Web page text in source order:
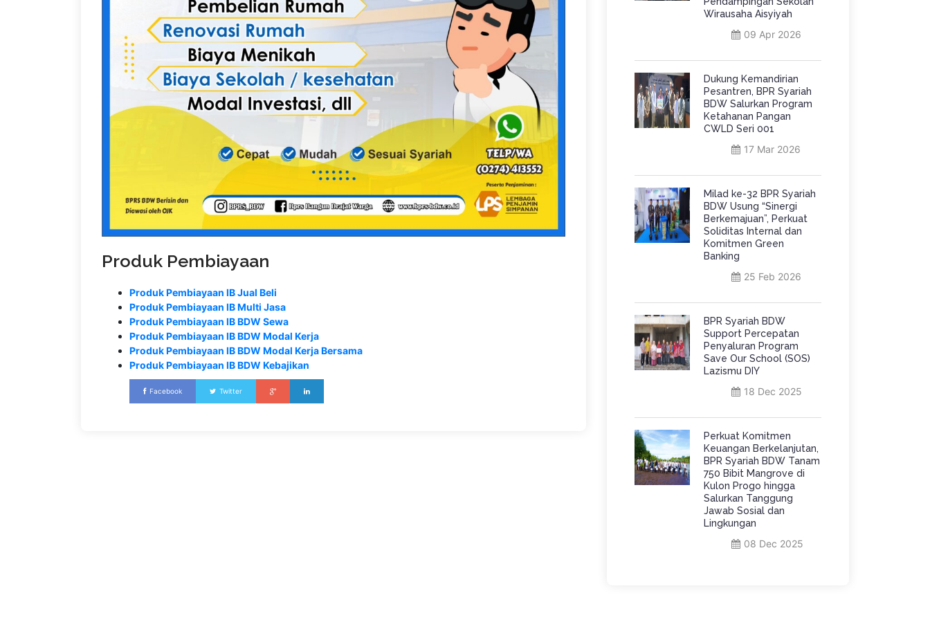
Produk Pembiayaan
Produk Pembiayaan IB Jual Beli
Produk Pembiayaan IB Multi Jasa
Produk Pembiayaan IB BDW Sewa
Produk Pembiayaan IB BDW Modal Kerja
Produk Pembiayaan IB BDW Modal Kerja Bersama
Produk Pembiayaan IB BDW Kebajikan
Facebook Twitter
Wirausaha Aisyiyah
09 Apr 2026
Dukung Kemandirian
Pesantren, BPR Syariah
BDW Salurkan Program
Ketahanan Pangan
CWLD Seri 001
17 Mar 2026
Milad ke-32 BPR Syariah
BDW Usung “Sinergi
Berkemajuan”, Perkuat
Soliditas Internal dan
Komitmen Green
Banking
25 Feb 2026
BPR Syariah BDW
Support Percepatan
Penyaluran Program
Save Our School (SOS)
Lazismu DIY
18 Dec 2025
Perkuat Komitmen
Keuangan Berkelanjutan,
BPR Syariah BDW Tanam
750 Bibit Mangrove di
Kulon Progo hingga
Salurkan Tanggung
Jawab Sosial dan
Lingkungan
08 Dec 2025